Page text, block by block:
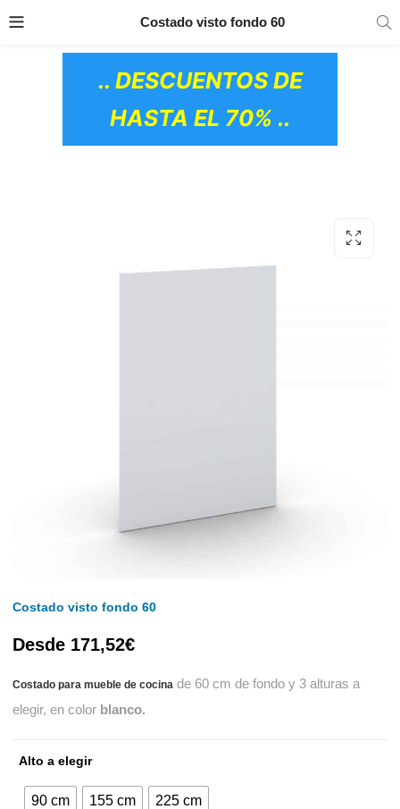
PRODUCTOS
.. DESCUENTOS DE
HASTA EL 70% ..
Costado visto fondo 60
Costado visto fondo 60
Desde 171,52€
Costado para mueble de cocina de 60 cm de fondo y 3 alturas a
elegir, en color blanco.
Alto a elegir
90 cm 155 cm 225 cm